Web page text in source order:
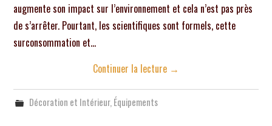
augmente son impact sur l’environnement et cela n’est pas près
de s’arrêter. Pourtant, les scientifiques sont formels, cette
surconsommation et…
Continuer la lecture →
Décoration et Intérieur,Équipements